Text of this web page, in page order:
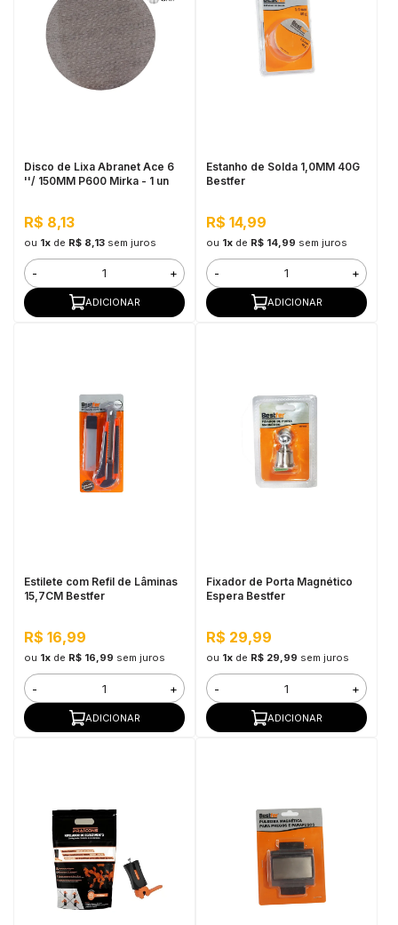
Disco de Lixa Abranet Ace 6
''/ 150MM P600 Mirka - 1 un
R$ 8,13
ou 1xde R$ 8,13 sem juros
- +
ADICIONAR
Estanho de Solda 1,0MM 40G
Bestfer
R$ 14,99
ou 1xde R$ 14,99 sem juros
- +
ADICIONAR
Estilete com Refil de Lâminas
15,7CM Bestfer
R$ 16,99
ou 1xde R$ 16,99 sem juros
- +
ADICIONAR
Fixador de Porta Magnético
Espera Bestfer
R$ 29,99
ou 1xde R$ 29,99 sem juros
- +
ADICIONAR